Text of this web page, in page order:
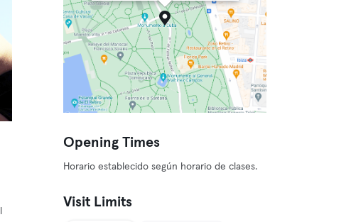
Opening Times
Horario establecido según horario de clases.
Visit Limits